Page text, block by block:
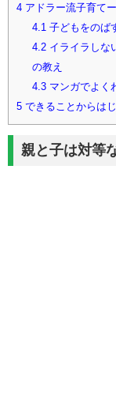
4 アドラー流子育て
4.1 子どもをのば
4.2イライラしな
の教え
4.3マンガでよく
5 できることからは
親と子は対等